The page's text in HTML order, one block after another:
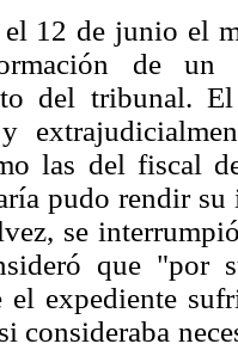
el 12 de junio el
de un
del tribunal.
las del fiscal
pudo rendir su
se
que "por
el expediente
consideraba